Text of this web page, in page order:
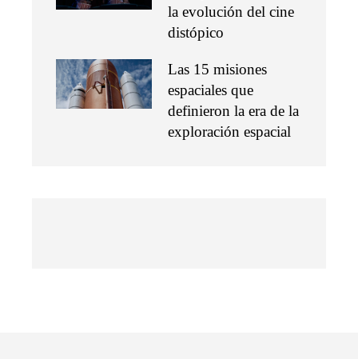
la evolución del cine
distópico
Las 15 misiones
espaciales que
definieron la era de la
exploración espacial